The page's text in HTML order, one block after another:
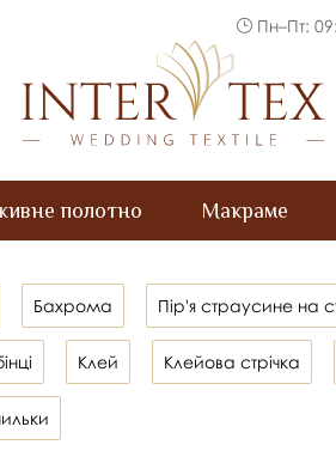
Пн–Пт:
полотно Макраме
Бахрома Пір'я страусине на
Клей Клейова стрічка